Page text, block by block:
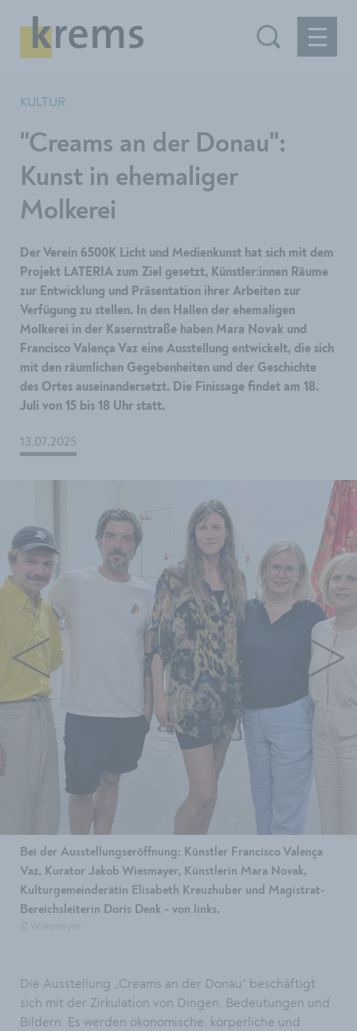
KULTUR
"Creams an der Donau":
Kunst in ehemaliger
Molkerei
Der Verein 6500K Licht und Medienkunst hat sich mit dem
Projekt LATERIA zum Ziel gesetzt, Künstler:innen Räume
zur Entwicklung und Präsentation ihrer Arbeiten zur
Verfügung zu stellen. In den Hallen der ehemaligen
Molkerei in der Kasernstraße haben Mara Novak und
Francisco Valença Vaz eine Ausstellung entwickelt, die sich
mit den räumlichen Gegebenheiten und der Geschichte
des Ortes auseinandersetzt. Die Finissage findet am 18.
Juli von 15 bis 18 Uhr statt.
13.07.2025
Bei der Ausstellungseröffnung: Künstler Francisco Valença
Vaz, Kurator Jakob Wiesmayer, Künstlerin Mara Novak,
Kulturgemeinderätin Elisabeth Kreuzhuber und Magistrat-
Bereichsleiterin Doris Denk - von links.
Die Ausstellung „Creams an der Donau“ beschäftigt
sich mit der Zirkulation von Dingen, Bedeutungen und
Bildern. Es werden ökonomische, körperliche und